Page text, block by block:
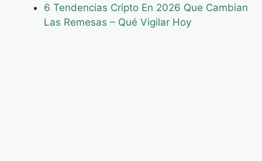
6 Tendencias Cripto En 2026 Que Cambian
Las Remesas – Qué Vigilar Hoy